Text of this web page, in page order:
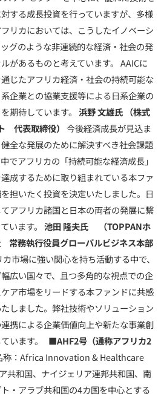
する成長投資を行っていますが、多様
リカにおいては、こうしたイノベーシ
グのような非連続的な経済・社会の発
があるものと考えています。 AAICに
じたアフリカ経済・社会の持続可能な
企業との協業支援等による日系企業の
期待しています。 浜野 文雄氏 （株式
代表取締役） 今後経済成長が見込ま
全な発展のために解決すべき社会課題
でアフリカの「持続可能な経済成長」
成するために取り組まれている本ファ
担いたく投資を決定いたしました。日
アフリカ諸国と日本の両者の発展に繋
います。 池田 隆夫氏
（TOPPANホ
常務執行役員グローバルビジネス本部
市場に強い関心を持ち活動する中で、
広い国々で、且つ多角的な視点での企
ア市場をリードする本ファンドに共感
しました。弊社技術やソリューション
携による企業価値向上や新たな事業創
います。 ■AHF2号（通称アフリカ2
称：Africa Innovation & Healthcare
共和国、ナイジェリア連邦共和国、南
・アラブ共和国の4カ国を中心とする